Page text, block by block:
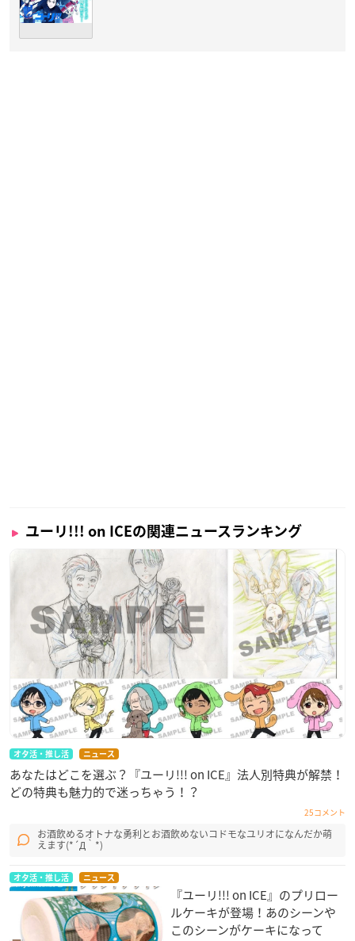
ユーリ!!! on ICEの関連ニュースランキング
オタ活・推し活 ニュース
あなたはどこを選ぶ？『ユーリ!!! on ICE』法人別特典が解禁！
どの特典も魅力的で迷っちゃう！？
25コメント
お酒飲めるオトナな勇利とお酒飲めないコドモなユリオになんだか萌
えます(*´Д｀*)
オタ活・推し活 ニュース
『ユーリ!!! on ICE』のプリロー
ルケーキが登場！あのシーンや
このシーンがケーキになって